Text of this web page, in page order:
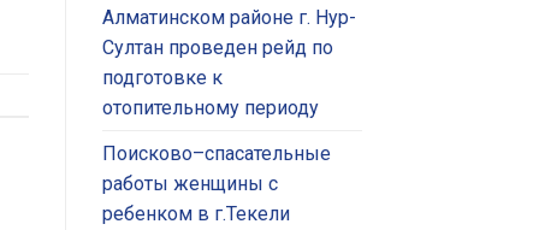
Алматинском районе г. Нур-
Султан проведен рейд по
подготовке к
отопительному периоду
Поисково–спасательные
работы женщины с
ребенком в г.Текели